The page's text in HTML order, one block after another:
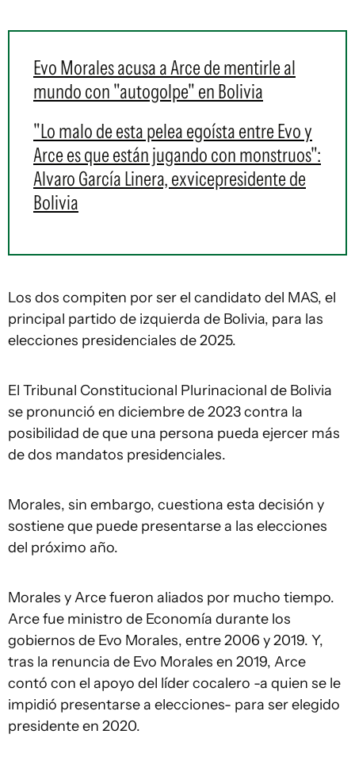
Evo Morales acusa a Arce de mentirle al
mundo con "autogolpe" en Bolivia
"Lo malo de esta pelea egoísta entre Evo y
Arce es que están jugando con monstruos":
Alvaro García Linera, exvicepresidente de
Bolivia
Los dos compiten por ser el candidato del MAS, el
principal partido de izquierda de Bolivia, para las
elecciones presidenciales de 2025.
El Tribunal Constitucional Plurinacional de Bolivia
se pronunció en diciembre de 2023 contra la
posibilidad de que una persona pueda ejercer más
de dos mandatos presidenciales.
Morales, sin embargo, cuestiona esta decisión y
sostiene que puede presentarse a las elecciones
del próximo año.
Morales y Arce fueron aliados por mucho tiempo.
Arce fue ministro de Economía durante los
gobiernos de Evo Morales, entre 2006 y 2019. Y,
tras la renuncia de Evo Morales en 2019, Arce
contó con el apoyo del líder cocalero -a quien se le
impidió presentarse a elecciones- para ser elegido
presidente en 2020.